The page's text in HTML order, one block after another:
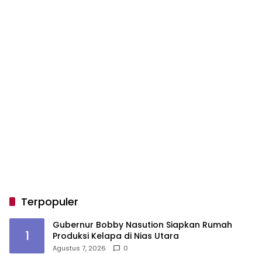
Terpopuler
1
Gubernur Bobby Nasution Siapkan Rumah
Produksi Kelapa di Nias Utara
Agustus 7, 2026 0